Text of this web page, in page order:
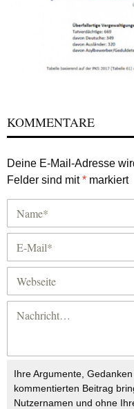
KOMMENTARE
Deine E-Mail-Adresse
Felder sind mit* markiert
Ihre Argumente,
kommentierten Beitrag
Nutzernamen und ohne